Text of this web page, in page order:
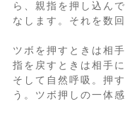
ら、親指を押し込ん
なします。それを数
ツボを押すときは相
指を戻すときは相手
そして自然呼吸。押
う。ツボ押しの一体